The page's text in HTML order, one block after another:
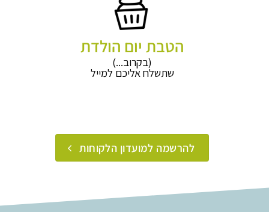
הטבת יום הולדת
(בקרוב...)
שתשלח אליכם למייל
להרשמה למועדון הלקוחות